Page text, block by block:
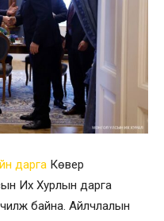
дарга Көвер
Их Хурлын дарга
байна. Айлчлалын